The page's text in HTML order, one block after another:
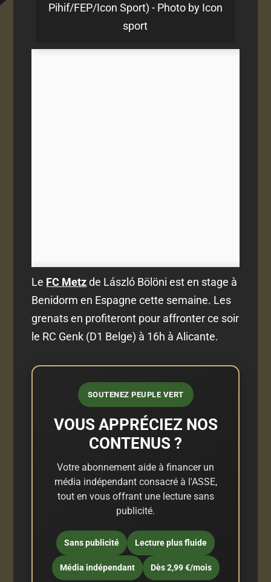
Pihif/FEP/Icon Sport) - Photo by Icon
sport
Le FC Metzde László Bölöni est en stage à
Benidorm en Espagne cette semaine. Les
grenats en profiteront pour affronter ce soir
le RC Genk (D1 Belge) à 16h à Alicante.
SOUTENEZ PEUPLE VERT
VOUS APPRÉCIEZ NOS
CONTENUS ?
Votre abonnement aide à financer un
média indépendant consacré à l'ASSE,
tout en vous offrant une lecture sans
publicité.
Sans publicité Lecture plus fluide
Média indépendant Dès 2,99 €/mois